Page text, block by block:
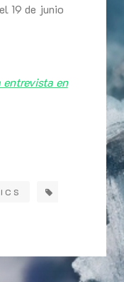
19 de junio
entrevista en